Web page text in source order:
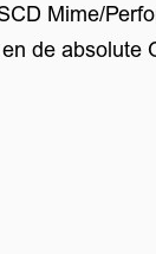
Mime/
de absolute